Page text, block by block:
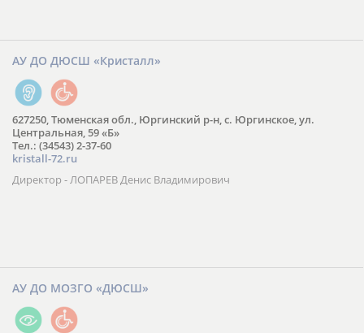
АУ ДО ДЮСШ «Кристалл»
627250, Тюменская обл., Юргинский р-н, с. Юргинское, ул.
Центральная, 59 «Б»
Тел.: (34543) 2-37-60
kristall-72.ru
Директор - ЛОПАРЕВ Денис Владимирович
АУ ДО МОЗГО «ДЮСШ»